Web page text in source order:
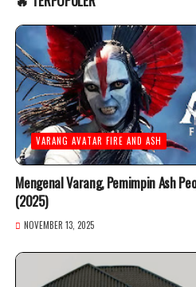
VARANG AVATAR FIRE AND ASH
Mengenal Varang, Pemimpin Ash
(2025)
NOVEMBER 13, 2025